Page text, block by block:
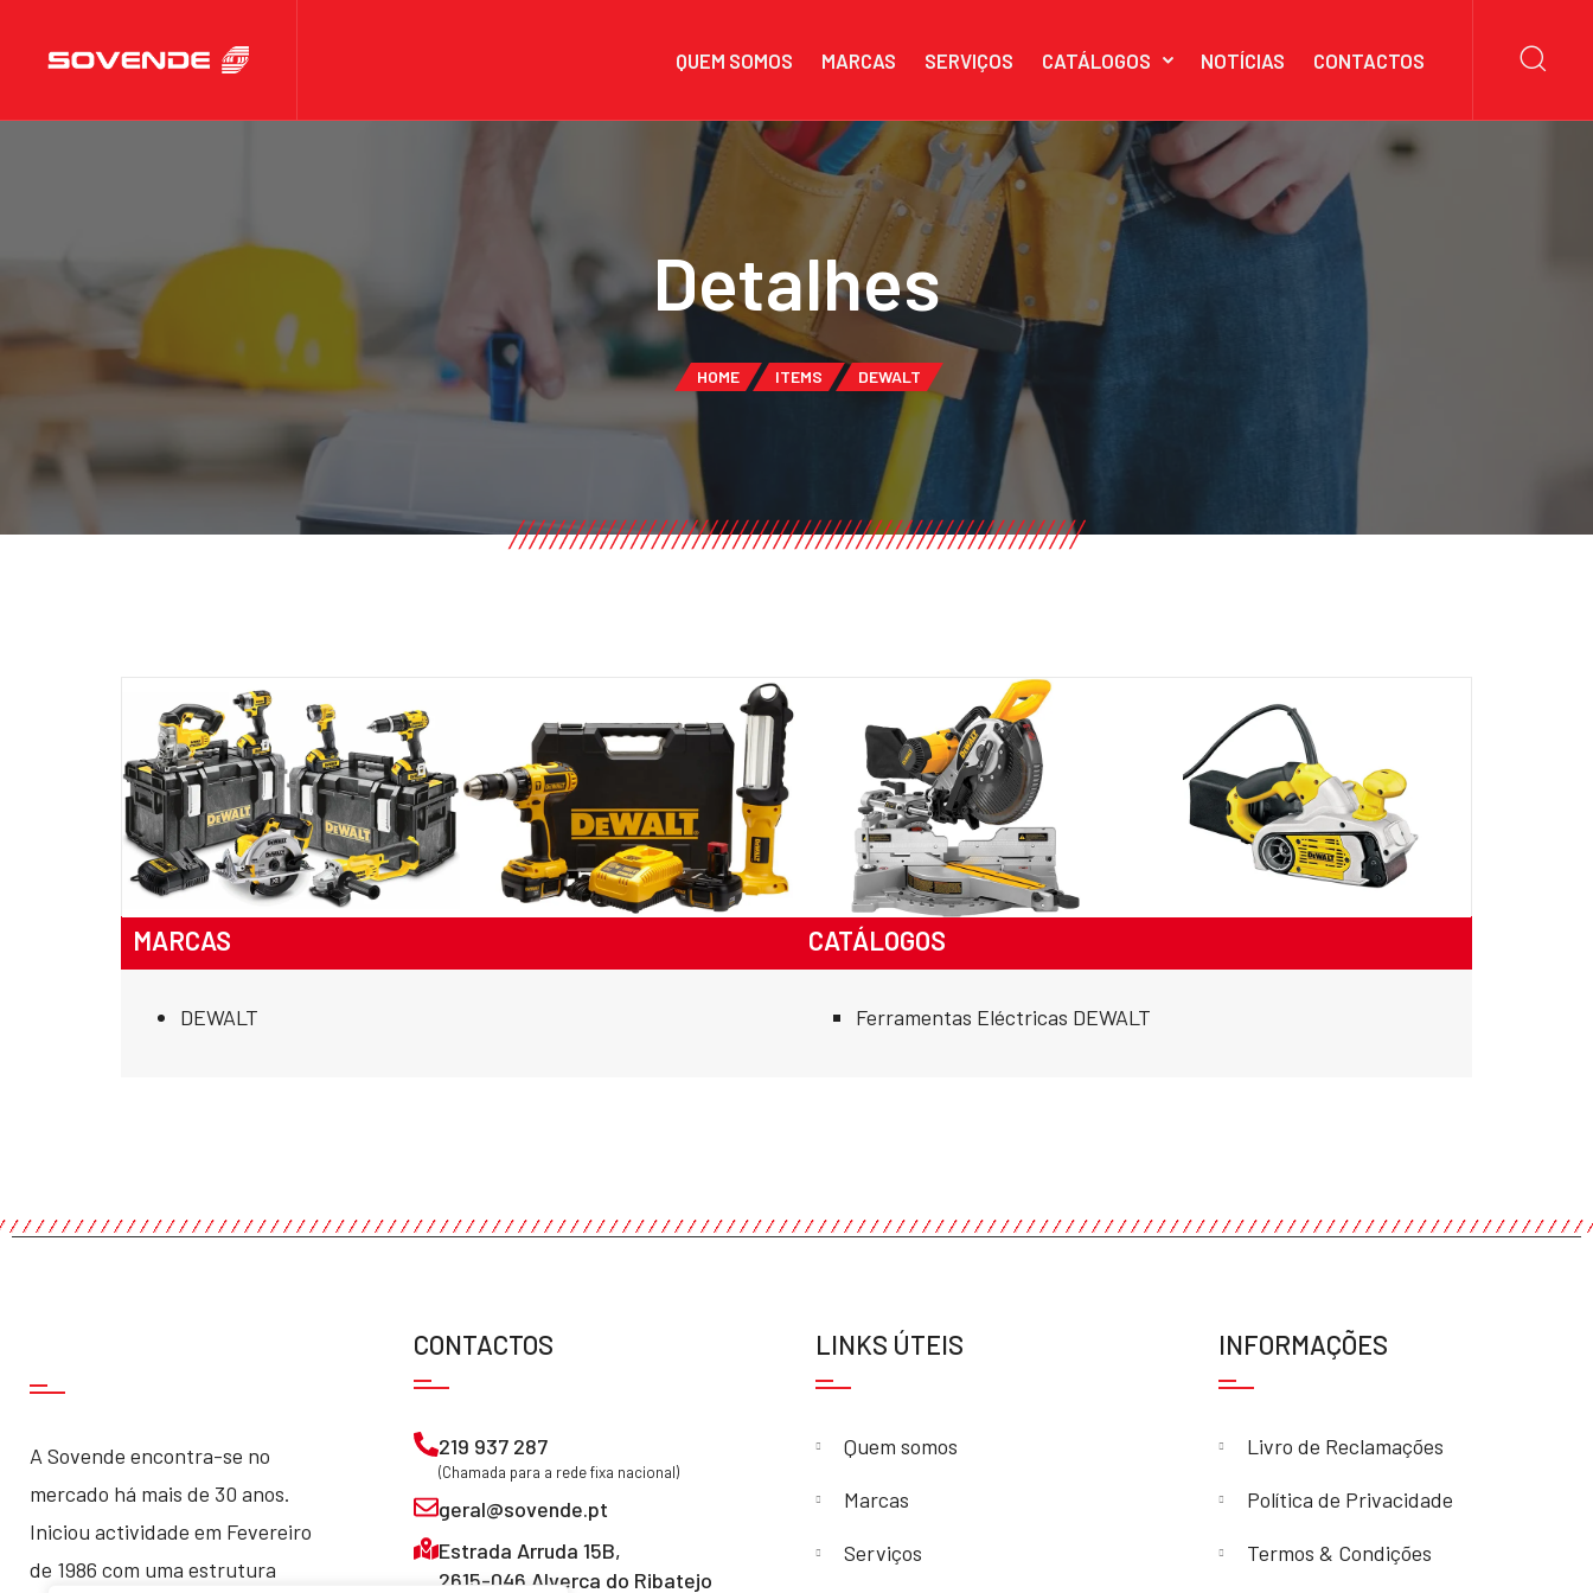
QUEM SOMOS MARCAS SERVIÇOS CATÁLOGOS NOTÍCIAS CONTACTOS
Detalhes
HOME ITEMS DEWALT
MARCAS
DEWALT
CATÁLOGOS
Ferramentas Eléctricas DEWALT
A Sovende encontra-se no
mercado há mais de 30 anos.
Iniciou actividade em Fevereiro
de 1986 com uma estrutura
CONTACTOS
219 937 287
(Chamada para a rede fixa nacional)
geral@sovende.pt
Estrada Arruda 15B,
2615-046 Alverca do Ribatejo
LINKS ÚTEIS
Quem somos
Marcas
Serviços
INFORMAÇÕES
Livro de Reclamações
Política de Privacidade
Termos & Condições